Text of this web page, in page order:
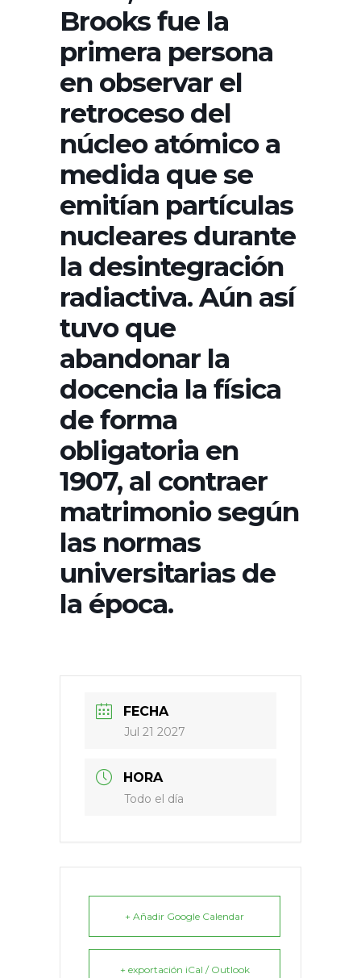
Brooks fue la
primera persona
en observar el
retroceso del
núcleo atómico a
medida que se
emitían partículas
nucleares durante
la desintegración
radiactiva. Aún así
tuvo que
abandonar la
docencia la física
de forma
obligatoria en
1907, al contraer
matrimonio según
las normas
universitarias de
la época.
FECHA
Jul 21 2027
HORA
Todo el día
+ Añadir Google Calendar
+ exportación iCal / Outlook